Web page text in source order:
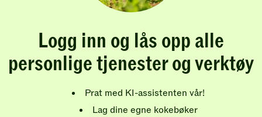
Logg inn og lås opp alle
personlige tjenester og verktøy
Prat med KI-assistenten vår!
Lag dine egne kokebøker